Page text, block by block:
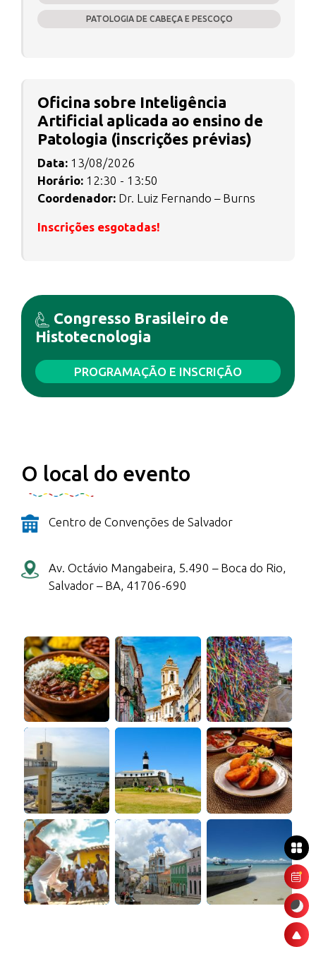
PATOLOGIA DE CABEÇA E PESCOÇO
Oficina sobre Inteligência
Artificial aplicada ao ensino de
Patologia (inscrições prévias)
Data: 13/08/2026
Horário: 12:30 - 13:50
Coordenador: Dr. Luiz Fernando – Burns
Inscrições esgotadas!
Congresso Brasileiro de
Histotecnologia
PROGRAMAÇÃO E INSCRIÇÃO
O local do evento
Centro de Convenções de Salvador
Av. Octávio Mangabeira, 5.490 – Boca do Rio,
Salvador – BA, 41706-690